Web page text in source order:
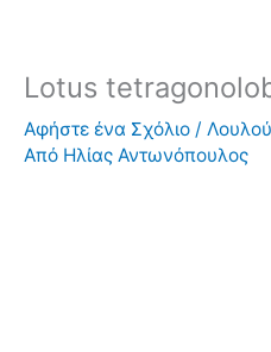
Lotus
Αφήστε ένα Σχόλιο /
Από Ηλίας Αντωνόπουλος